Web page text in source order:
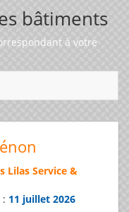
bâtiments
à votre
Lilas Service &
11 juillet 2026